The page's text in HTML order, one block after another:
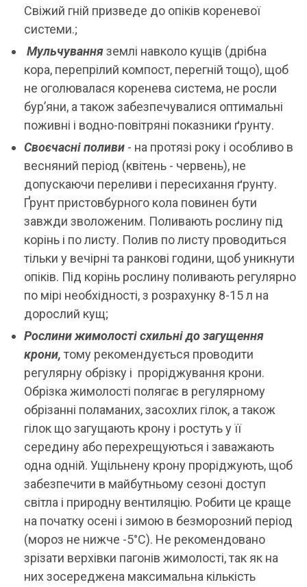
Свіжий гній призведе до опіків кореневої
системи.;
Мульчуванняземлі навколо кущів (дрібна
кора, перепрілий компост, перегній тощо), щоб
не оголювалася коренева система, не росли
бур’яни, а також забезпечувалися оптимальні
поживні і водно-повітряні показники ґрунту.
Своєчасні поливи - на протязі року і особливо в
весняний період (квітень - червень), не
допускаючи переливи і пересихання ґрунту.
Ґрунт пристовбурного кола повинен бути
завжди зволоженим. Поливають рослину під
корінь і по листу. Полив по листу проводиться
тільки у вечірні та ранкові години, щоб уникнути
опіків. Під корінь рослину поливають регулярно
по мірі необхідності, з розрахунку 8-15 л на
дорослий кущ;
Рослини жимолості схильні до загущення
крони, тому рекомендується проводити
регулярну обрізку і проріджування крони.
Обрізка жимолості полягає в регулярному
обрізанні поламаних, засохлих гілок, а також
гілок що загущають крону і ростуть у її
середину або перехрещуються і заважають
одна одній. Ущільнену крону проріджують, щоб
забезпечити в майбутньому сезоні доступ
світла і природну вентиляцію. Робити це краще
на початку осені і зимою в безморозний період
(мороз не нижче -5°С). Не рекомендовано
зрізати верхівки пагонів жимолості, так як на
них зосереджена максимальна кількість